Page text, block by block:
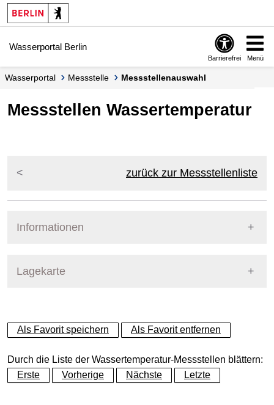
Springe zur Navigation
Springe zum Inhalt
Wasserportal Berlin
Barrierefrei Menü
Wasserportal Messstelle Messstellenauswahl
Messstellen Wassertemperatur
zurück zur Messstellenliste
Informationen
Lagekarte
+
−
Als Favorit speichern Als Favorit entfernen
Durch die Liste der Wassertemperatur-Messstellen blättern:
Erste
Vorherige Nächste Letzte